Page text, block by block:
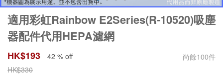
適用彩虹Rainbow E2Series(R-10520)吸塵
器配件代用HEPA濾網
HK$193 42 % off 尚餘100件
HK$330